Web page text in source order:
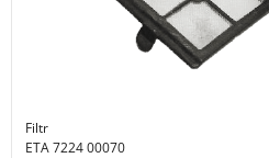
Filtr
ETA 7224 00070